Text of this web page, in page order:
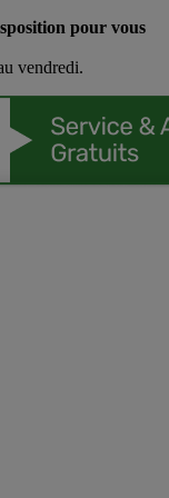
pour vous
vendredi.